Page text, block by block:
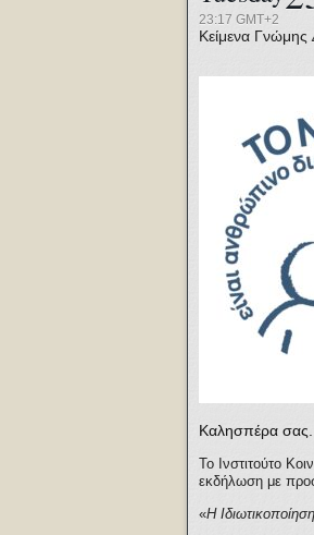
23:17 GMT+2
Κείμενα Γνώμης
Καλησπέρα σας.
Το Ινστιτούτο
εκδήλωση με
«Η